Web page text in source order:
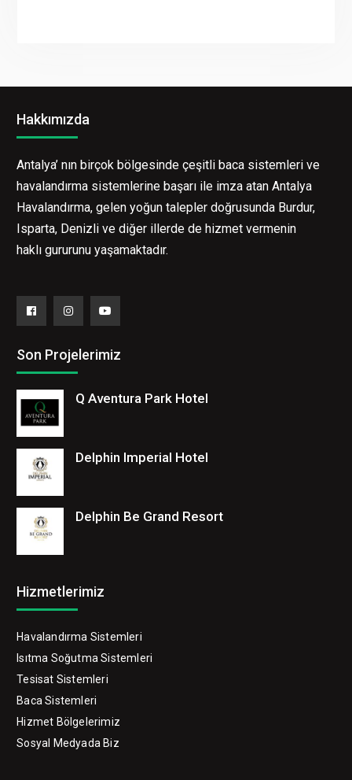
Hakkımızda
Antalya’ nın birçok bölgesinde çeşitli baca sistemleri ve
havalandırma sistemlerine başarı ile imza atan Antalya
Havalandırma, gelen yoğun talepler doğrusunda Burdur,
Isparta, Denizli ve diğer illerde de hizmet vermenin
haklı gururunu yaşamaktadır.
Son Projelerimiz
Q Aventura Park Hotel
Delphin Imperial Hotel
Delphin Be Grand Resort
Hizmetlerimiz
Havalandırma Sistemleri
Isıtma Soğutma Sistemleri
Tesisat Sistemleri
Baca Sistemleri
Hizmet Bölgelerimiz
Sosyal Medyada Biz